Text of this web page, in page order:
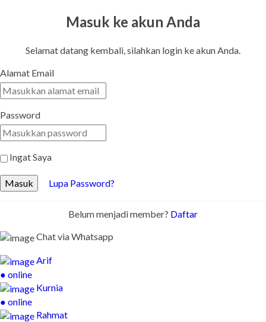
Masuk ke akun Anda
Selamat datang kembali, silahkan login ke akun Anda.
Alamat Email
Password
Ingat Saya
Masuk Lupa Password?
Belum menjadi member? Daftar
Chat via Whatsapp
Arif
● online
Kurnia
● online
Rahmat